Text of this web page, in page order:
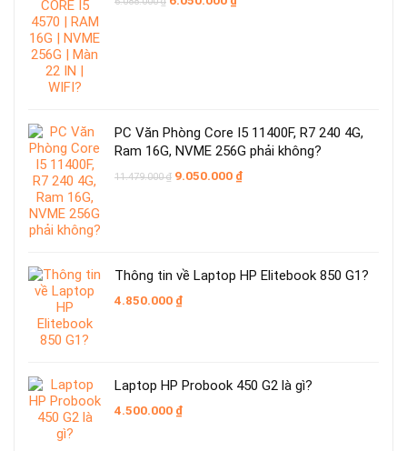
PC Văn Phòng Core I5 11400F, R7 240 4G,
Ram 16G, NVME 256G phải không?
11.479.000₫ Giá
9.050.000 ₫Giá
Thông tin về Laptop HP Elitebook 850 G1?
4.850.000 ₫
Laptop HP Probook 450 G2 là gì?
4.500.000 ₫